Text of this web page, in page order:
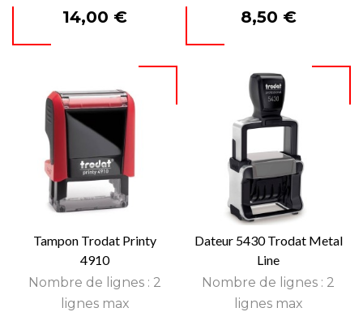
Prix
14,00 € Prix
8,50 €
Tampon Trodat Printy
4910
Nombre de lignes : 2
lignes max
Dateur 5430 Trodat Metal
Line
Nombre de lignes : 2
lignes max